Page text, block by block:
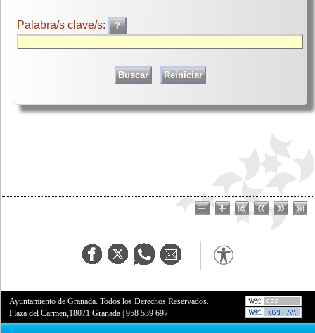
Palabra/s clave/s:
Ayuntamiento de Granada. Todos los Derechos Reservados.
Plaza del Carmen,18071 Granada |958 539 697